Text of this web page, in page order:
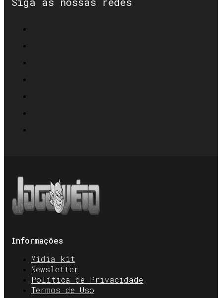
Informações
Mídia kit
Newsletter
Política de Privacidade
Termos de Uso